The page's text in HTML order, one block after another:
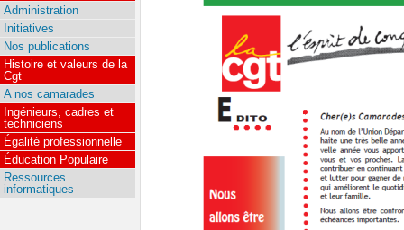
Administration
Initiatives
Nos publications
Histoire et valeurs de la
Cgt
A nos camarades
Ingénieurs, cadres et
techniciens
Égalité professionnelle
Éducation Populaire
Ressources
informatiques